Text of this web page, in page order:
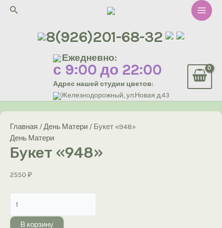
Перейти
Поиск
Main
8(926)201-68-32
Ежедневно:
с 9:00 до 22:00
Адрес нашей студии цветов:
Железнодорожный, ул.Новая д.43
Главная /День Матери / Букет «948»
День Матери
Букет «948»
2550 ₽
товара
БукетВ корзину